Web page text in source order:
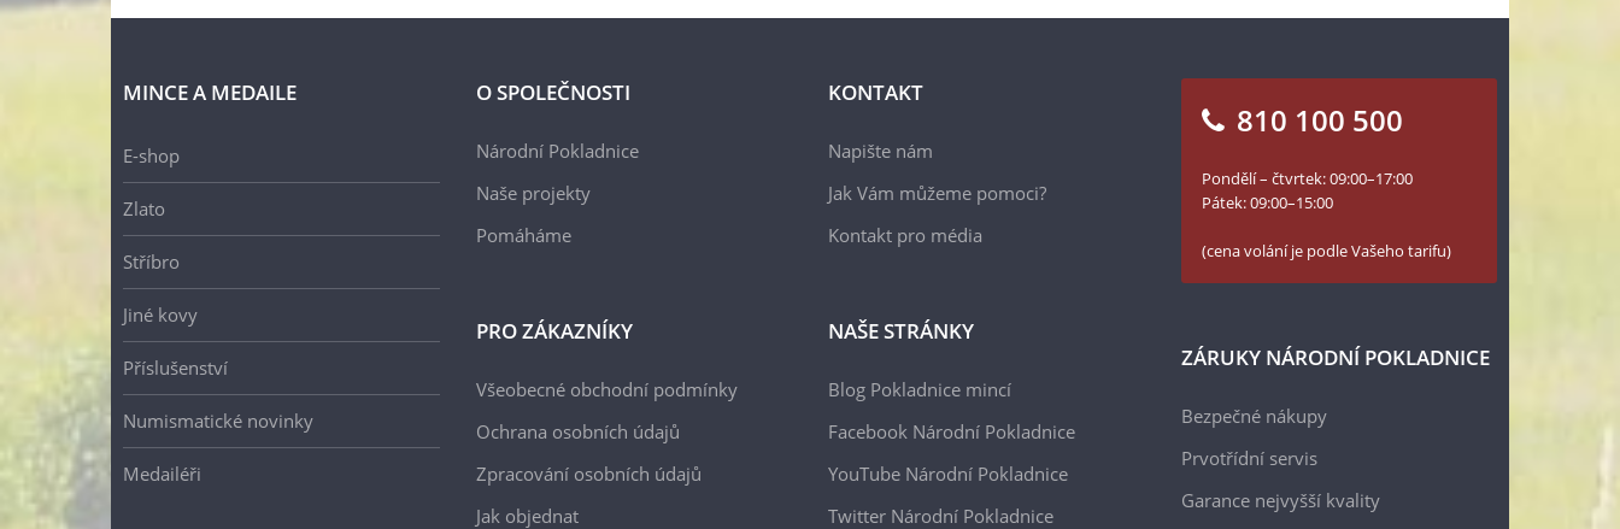
MINCE A MEDAILE
E-shop
Zlato
Stříbro
Jiné kovy
Příslušenství
Numismatické novinky
Medailéři
O SPOLEČNOSTI
Národní Pokladnice
Naše projekty
Pomáháme
PRO ZÁKAZNÍKY
Všeobecné obchodní podmínky
Ochrana osobních údajů
Zpracování osobních údajů
Jak objednat
KONTAKT
Napište nám
Jak Vám můžeme pomoci?
Kontakt pro média
NAŠE STRÁNKY
Blog Pokladnice mincí
Facebook Národní Pokladnice
YouTube Národní Pokladnice
Twitter Národní Pokladnice
810 100 500
Pondělí – čtvrtek: 09:00–17:00
Pátek: 09:00–15:00
(cena volání je podle Vašeho tarifu)
ZÁRUKY NÁRODNÍ POKLADNICE
Bezpečné nákupy
Prvotřídní servis
Garance nejvyšší kvality